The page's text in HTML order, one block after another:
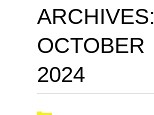
ARCHIVES:
OCTOBER
2024